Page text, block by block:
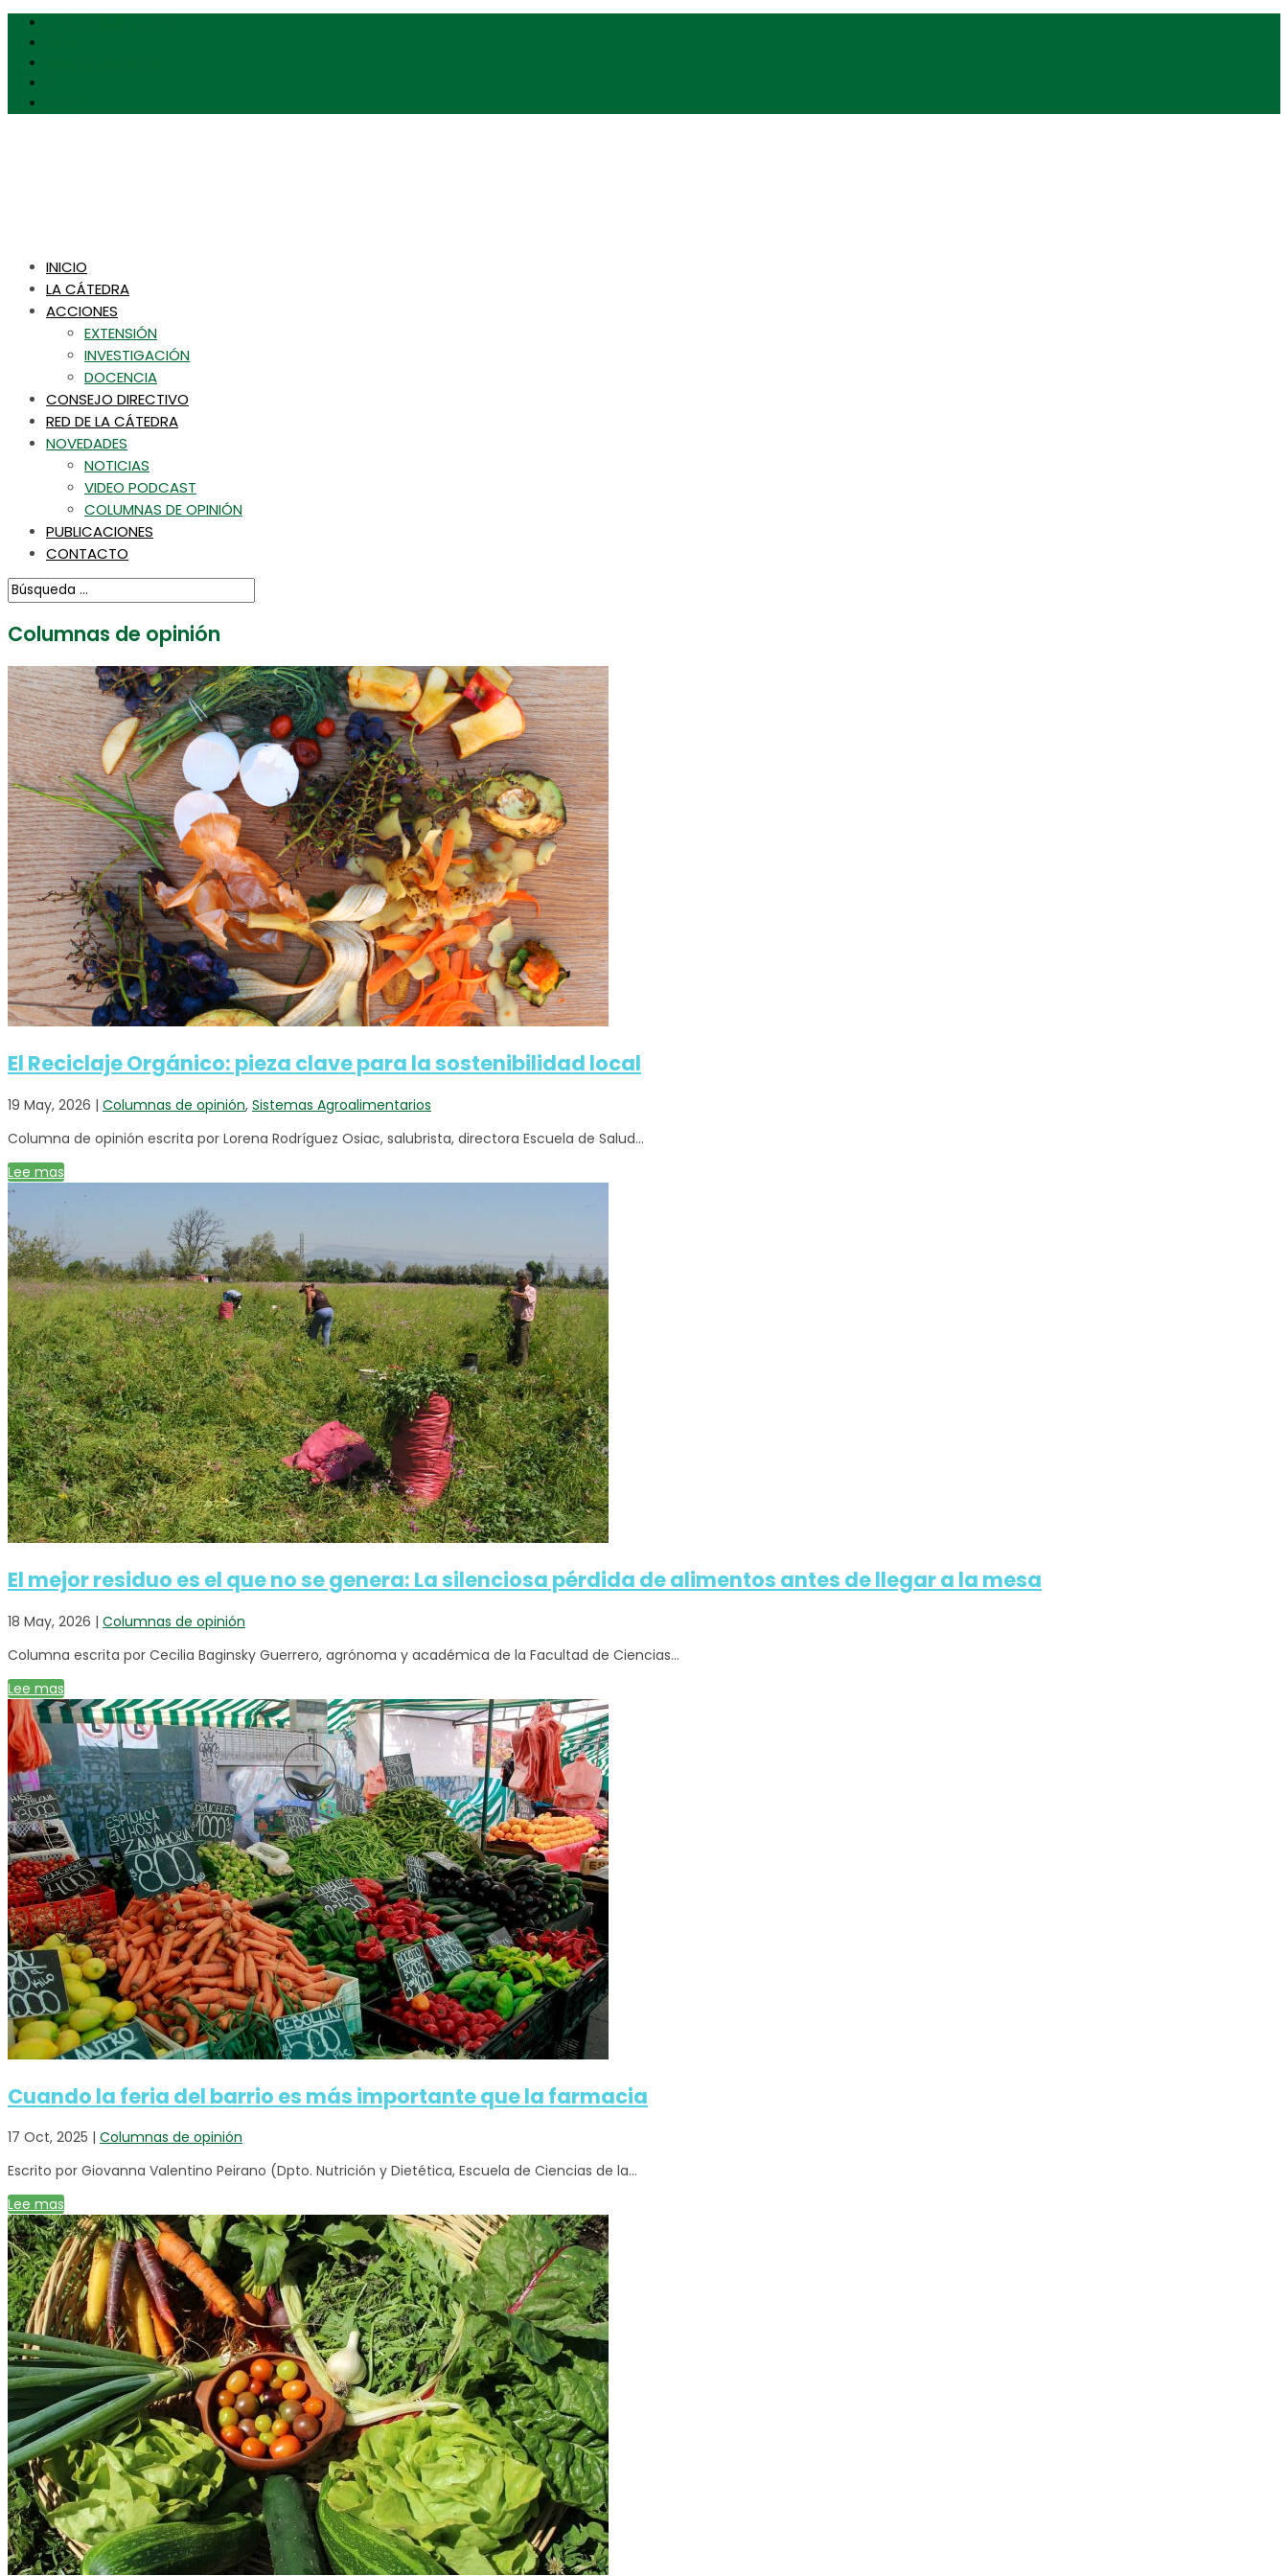
INICIO
LA CÁTEDRA
ACCIONES
EXTENSIÓN
INVESTIGACIÓN
DOCENCIA
CONSEJO DIRECTIVO
RED DE LA CÁTEDRA
NOVEDADES
NOTICIAS
VIDEO PODCAST
COLUMNAS DE OPINIÓN
PUBLICACIONES
CONTACTO
Columnas de opinión
El Reciclaje Orgánico: pieza clave para la sostenibilidad local
19 May, 2026 | Columnas de opinión, Sistemas Agroalimentarios
Columna de opinión escrita por Lorena Rodríguez Osiac, salubrista, directora Escuela de Salud...
Lee mas
El mejor residuo es el que no se genera: La silenciosa pérdida de alimentos antes de llegar a la mesa
18 May, 2026 | Columnas de opinión
Columna escrita por Cecilia Baginsky Guerrero, agrónoma y académica de la Facultad de Ciencias...
Lee mas
Cuando la feria del barrio es más importante que la farmacia
17 Oct, 2025 | Columnas de opinión
Escrito por Giovanna Valentino Peirano (Dpto. Nutrición y Dietética, Escuela de Ciencias de la...
Lee mas